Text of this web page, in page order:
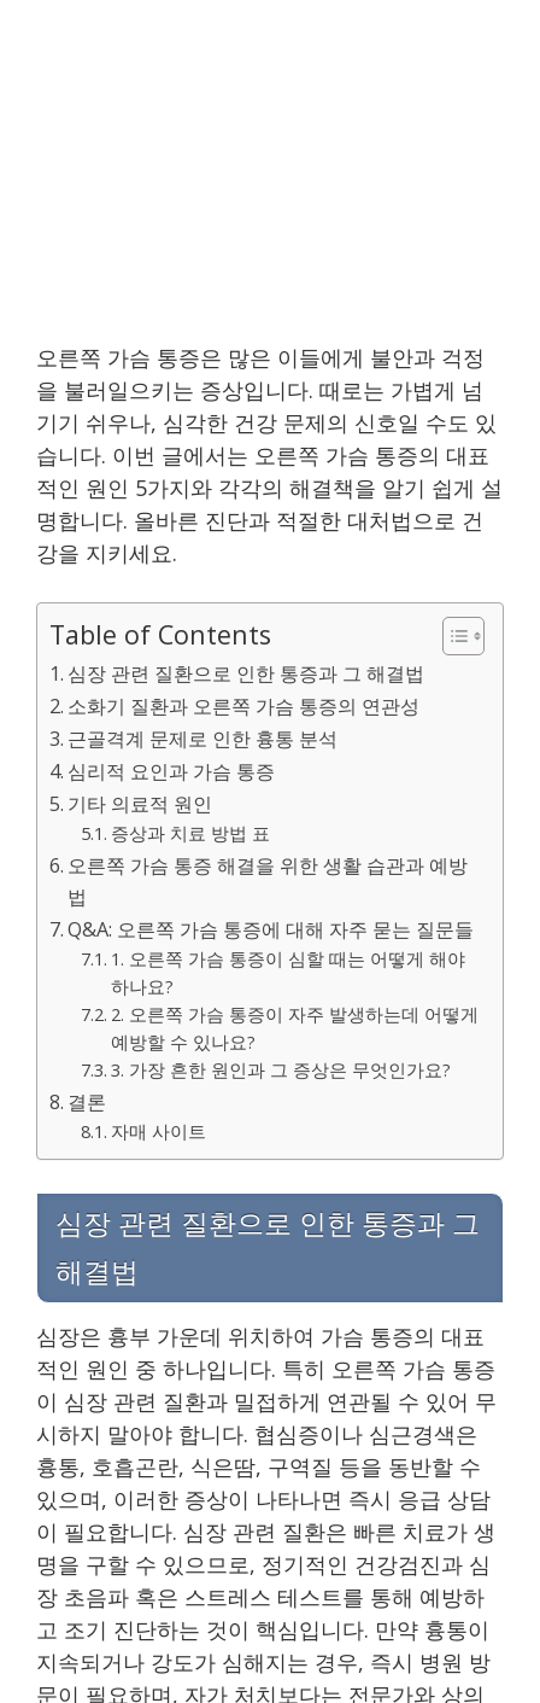
오른쪽 가슴 통증은 많은 이들에게 불안과 걱정
을 불러일으키는 증상입니다. 때로는 가볍게 넘
기기 쉬우나, 심각한 건강 문제의 신호일 수도 있
습니다. 이번 글에서는 오른쪽 가슴 통증의 대표
적인 원인 5가지와 각각의 해결책을 알기 쉽게 설
명합니다. 올바른 진단과 적절한 대처법으로 건
강을 지키세요.
Table of Contents
심장 관련 질환으로 인한 통증과 그 해결법
소화기 질환과 오른쪽 가슴 통증의 연관성
근골격계 문제로 인한 흉통 분석
심리적 요인과 가슴 통증
기타 의료적 원인
증상과 치료 방법 표
오른쪽 가슴 통증 해결을 위한 생활 습관과 예방
법
Q&A: 오른쪽 가슴 통증에 대해 자주 묻는 질문들
1. 오른쪽 가슴 통증이 심할 때는 어떻게 해야
하나요?
2. 오른쪽 가슴 통증이 자주 발생하는데 어떻게
예방할 수 있나요?
3. 가장 흔한 원인과 그 증상은 무엇인가요?
결론
자매 사이트
심장 관련 질환으로 인한 통증과 그
해결법
심장은 흉부 가운데 위치하여 가슴 통증의 대표
적인 원인 중 하나입니다. 특히 오른쪽 가슴 통증
이 심장 관련 질환과 밀접하게 연관될 수 있어 무
시하지 말아야 합니다. 협심증이나 심근경색은
흉통, 호흡곤란, 식은땀, 구역질 등을 동반할 수
있으며, 이러한 증상이 나타나면 즉시 응급 상담
이 필요합니다. 심장 관련 질환은 빠른 치료가 생
명을 구할 수 있으므로, 정기적인 건강검진과 심
장 초음파 혹은 스트레스 테스트를 통해 예방하
고 조기 진단하는 것이 핵심입니다. 만약 흉통이
지속되거나 강도가 심해지는 경우, 즉시 병원 방
문이 필요하며, 자가 처치보다는 전문가와 상의